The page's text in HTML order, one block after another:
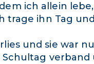
ich allein
trage ihn Tag
und sie war
verband